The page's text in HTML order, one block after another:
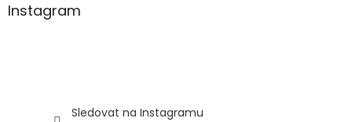
Instagram
Sledovat na Instagramu